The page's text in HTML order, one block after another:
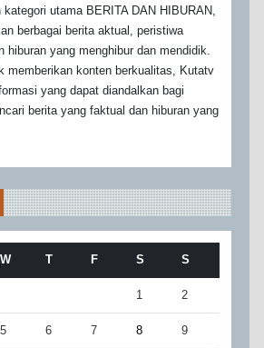
utama BERITA DAN HIBURAN,
berbagai berita aktual, peristiwa
hiburan yang menghibur dan mendidik.
memberikan konten berkualitas, Kutatv
yang dapat diandalkan bagi
berita yang faktual dan hiburan yang
W T F S S
1 2
5 6 7 8 9